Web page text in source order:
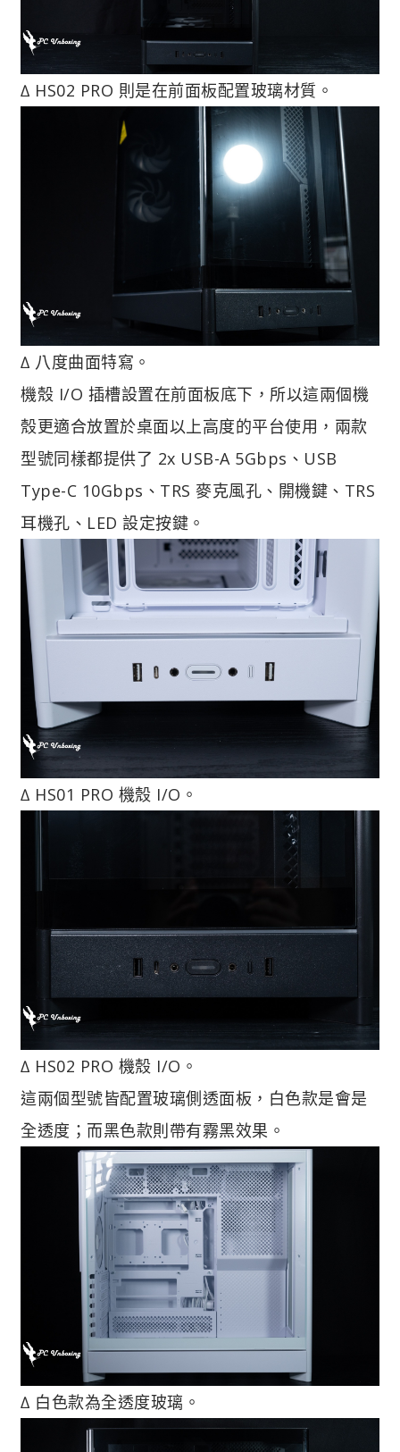
∆ HS02 PRO 則是在前面板配置玻璃材質。
∆ 八度曲面特寫。
機殼 I/O 插槽設置在前面板底下，所以這兩個機
殼更適合放置於桌面以上高度的平台使用，兩款
型號同樣都提供了 2x USB-A 5Gbps、USB
Type-C 10Gbps、TRS 麥克風孔、開機鍵、TRS
耳機孔、LED 設定按鍵。
∆ HS01 PRO 機殼 I/O。
∆ HS02 PRO 機殼 I/O。
這兩個型號皆配置玻璃側透面板，白色款是會是
全透度；而黑色款則帶有霧黑效果。
∆ 白色款為全透度玻璃。